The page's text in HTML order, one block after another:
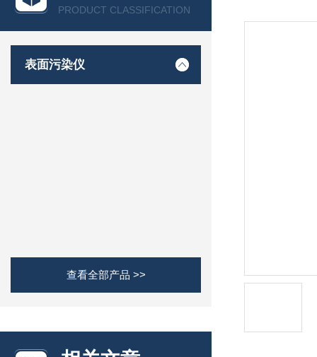
PRODUCT CLASSIFICATION
表面污染仪
查看全部产品 >>